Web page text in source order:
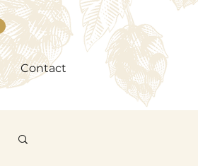
Contact